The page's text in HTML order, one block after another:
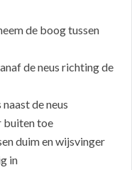
de boog tussen
de neus richting de
de neus
buiten toe
duim en wijsvinger
in